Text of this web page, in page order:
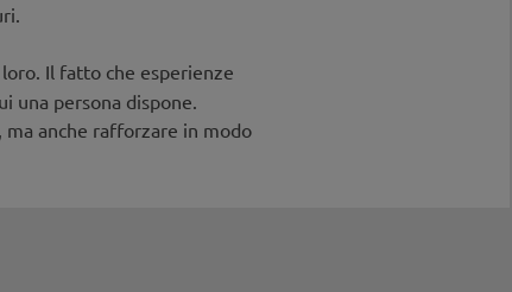
Il fatto che esperienze
persona dispone.
anche rafforzare in modo